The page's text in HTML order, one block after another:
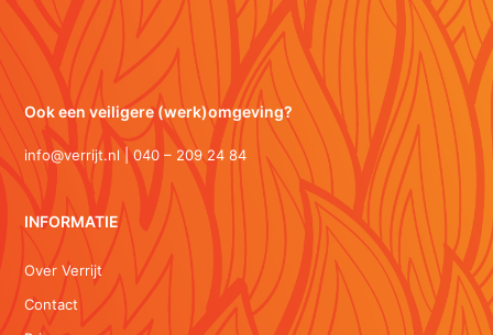
Ook een veiligere (werk)omgeving?
info@verrijt.nl | 040 – 209 24 84
INFORMATIE
Over Verrijt
Contact